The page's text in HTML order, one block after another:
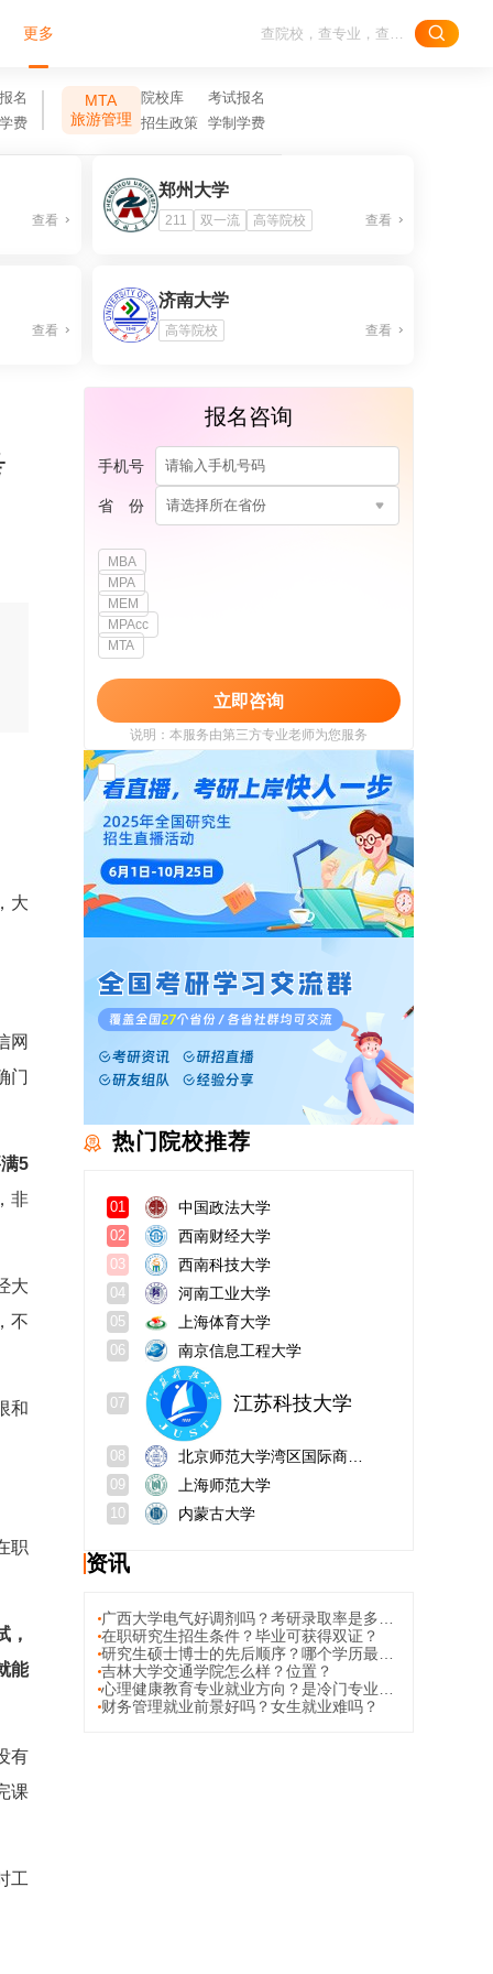
更多
名
费
MTA
旅游管理
院校库
考试报名
招生政策
学制学费
查看
郑州大学
211 双一流 高等院校 查看
查看
济南大学
高等院校 查看
大
网
门
5
非
大
不
和
职
，
能
有
课
工
报名咨询
手机号
省 份 请选择所在省份
MBA
MPA
MEM
MPAcc
MTA
立即咨询
说明：本服务由第三方专业老师为您服务
我已阅读并同意 《用户政策》
《用户服务
使用协议》
热门院校推荐
01 中国政法大学
02 西南财经大学
03 西南科技大学
04 河南工业大学
05 上海体育大学
06 南京信息工程大学
07 江苏科技大学
08
09 上海师范大学
10 内蒙古大学
资讯
在职研究生招生条件？毕业可获得双证？
吉林大学交通学院怎么样？位置？
财务管理就业前景好吗？女生就业难吗？